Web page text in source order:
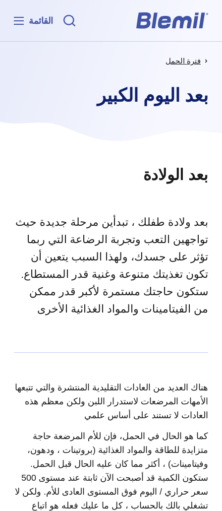
القائمة
فترة الحمل
بعد اليوم الكبير
بعد الولادة
بعد ولادة طفلك ، تبدأين مرحلة جديدة حيث
تواجهين التعب وتجربة الرضاعة التي ربما
تؤثر على جسدك، ولهذا السبب يتعين أن
تكون تغذيتك متنوعة وغنية قدر المستطاع.
ستكون حاجتك مستمرة لأكبر قدر ممكن
من الفيتامينات والمواد الغذائية الأخرى
هناك العديد من العادات التقليدية المنتشرة والتي تتبعها
الأمهات المرضعات لاستدرار اللبن ولكن معظم هذه
العادات لا تستند على أساس علمي
كما هو الحال في الحمل، فإن للأم المرضعة حاجة
متزايدة للطاقة والمواد الغذائية (بروتينات ، ودهون،
وفيتامينات) ، أكثر مما كان عليه الحال قبل الحمل.
ستكون الكمية قد أصبحت الآن ثابتة عند مستوى 500
سعر حراري / اليوم فوق المستوى العادى للأم. ولكن لا
تشغلي بالك بالحساب ، كل ما عليك فعله هو اتباع